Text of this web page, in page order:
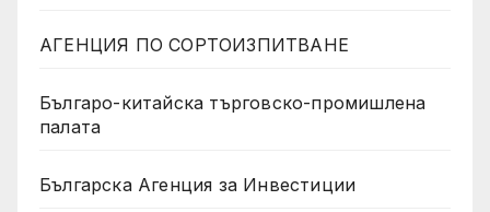
АГЕНЦИЯ ПО СОРТОИЗПИТВАНЕ
Българо-китайска търговско-промишлена
палата
Българска Агенция за Инвестиции